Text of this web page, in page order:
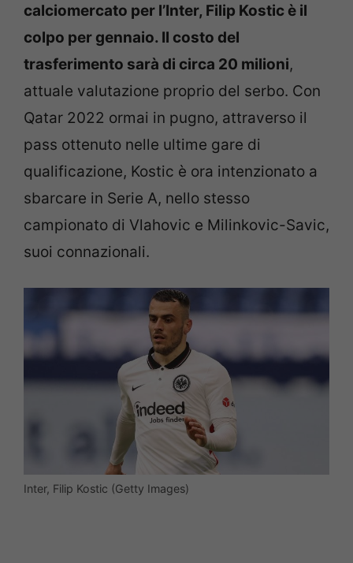
calciomercato per l’Inter, Filip Kostic è il
colpo per gennaio. Il costo del
trasferimento sarà di circa 20 milioni,
attuale valutazione proprio del serbo. Con
Qatar 2022 ormai in pugno, attraverso il
pass ottenuto nelle ultime gare di
qualificazione, Kostic è ora intenzionato a
sbarcare in Serie A, nello stesso
campionato di Vlahovic e Milinkovic-Savic,
suoi connazionali.
Inter, Filip Kostic (Getty Images)